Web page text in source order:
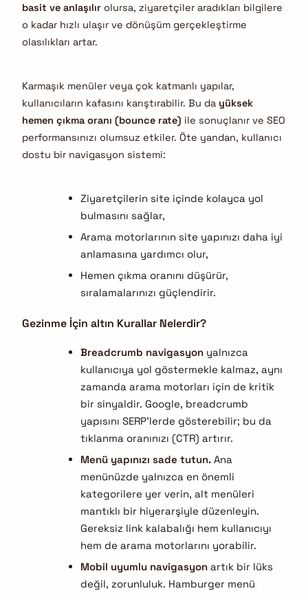
basit ve anlaşılır olursa, ziyaretçiler aradıkları bilgilere
o kadar hızlı ulaşır ve dönüşüm gerçekleştirme
olasılıkları artar.
Karmaşık menüler veya çok katmanlı yapılar,
kullanıcıların kafasını karıştırabilir. Bu da yüksek
hemen çıkma oranı (bounce rate) ile sonuçlanır ve SEO
performansınızı olumsuz etkiler. Öte yandan, kullanıcı
dostu bir navigasyon sistemi:
Ziyaretçilerin site içinde kolayca yol
bulmasını sağlar,
Arama motorlarının site yapınızı daha iyi
anlamasına yardımcı olur,
Hemen çıkma oranını düşürür,
sıralamalarınızı güçlendirir.
Gezinme İçin altın Kurallar Nelerdir?
Breadcrumb navigasyonyalnızca
kullanıcıya yol göstermekle kalmaz, aynı
zamanda arama motorları için de kritik
bir sinyaldir. Google, breadcrumb
yapısını SERP’lerde gösterebilir; bu da
tıklanma oranınızı (CTR) artırır.
Menü yapınızı sade tutun.Ana
menünüzde yalnızca en önemli
kategorilere yer verin, alt menüleri
mantıklı bir hiyerarşiyle düzenleyin.
Gereksiz link kalabalığı hem kullanıcıyı
hem de arama motorlarını yorabilir.
Mobil uyumlu navigasyonartık bir lüks
değil, zorunluluk. Hamburger menü